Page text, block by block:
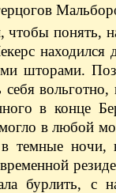
чтобы понять,
находился
шторами.
себя
в конце
в любой
темные ночи,
бурлить,